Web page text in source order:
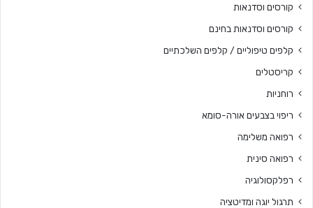
קורסים וסדנאות
קורסים וסדנאות בחינם
קלפים טיפוליים / קלפים השלכתיים
קריסטלים
רוחניות
ריפוי בצבעים אורה-סומא
רפואה משלימה
רפואה סינית
רפלקסולוגיה
תרגול יוגה ומדיטציה